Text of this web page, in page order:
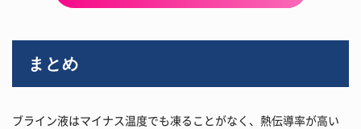
まとめ
ブライン液はマイナス温度でも凍ることがなく、熱伝導率が高い